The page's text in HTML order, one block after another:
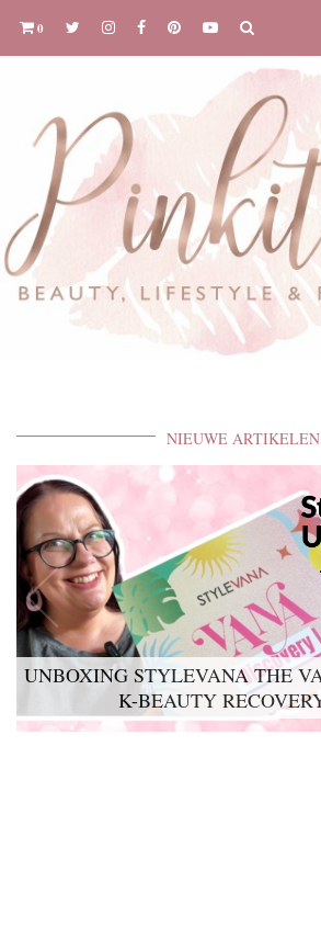
0
NIEUWE
UNBOXING STYLEVANA THE
K-BEAUTY